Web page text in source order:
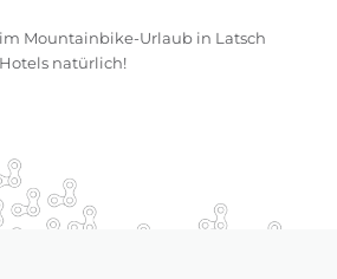
Mountainbike-Urlaub in Latsch
natürlich!